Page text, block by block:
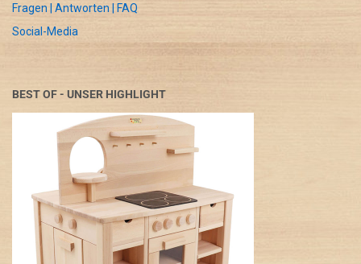
Fragen | Antworten | FAQ
Social-Media
BEST OF - UNSER HIGHLIGHT